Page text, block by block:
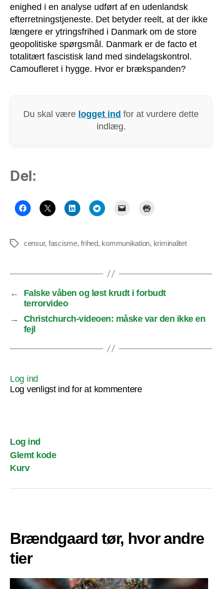
enighed i en analyse udført af en udenlandsk
efterretningstjeneste. Det betyder reelt, at der ikke
længere er ytringsfrihed i Danmark om de store
geopolitiske spørgsmål. Danmark er de facto et
totalitært fascistisk land med sindelagskontrol.
Camoufleret i hygge. Hvor er brækspanden?
Du skal være logget ind for at vurdere dette
indlæg.
Del:
Tagscensur, fascisme,frihed, kommunikation, kriminalitet
←
Falske våben og løst krudt i forbudt
terrorvideo
→
Christchurch-videoen: måske var den ikke en
fejl
Log ind
Log venligst ind for at kommentere
Log ind
Glemt kode
Kurv
Brændgaard tør, hvor andre
tier